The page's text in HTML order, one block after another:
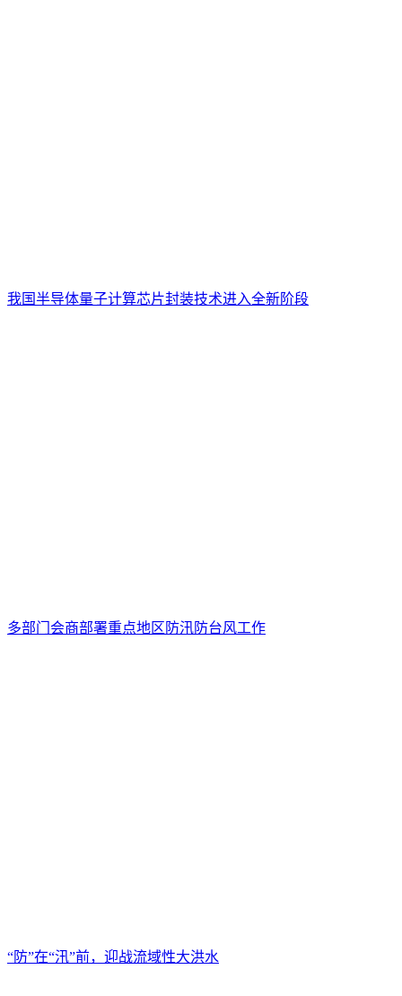
我国半导体量子计算芯片封装技术进入全新阶段
多部门会商部署重点地区防汛防台风工作
“防”在“汛”前，迎战流域性大洪水